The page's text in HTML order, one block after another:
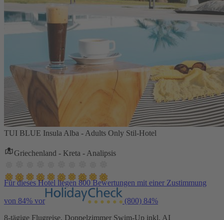
TUI BLUE Insula Alba - Adults Only Stil-Hotel
Griechenland - Kreta - Analipsis
Für dieses Hotel liegen 800 Bewertungen mit einer Zustimmung
von 84% vor (800) 84%
8-tägige Flugreise, Doppelzimmer Swim-Up inkl. AI